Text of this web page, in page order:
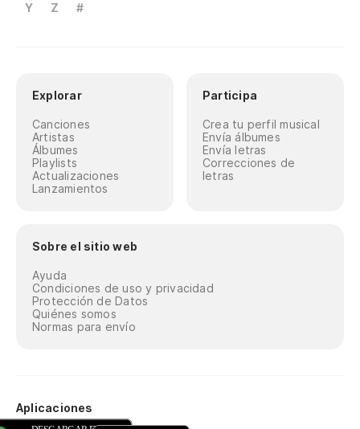
Y
Z #
Explorar
Canciones
Artistas
Álbumes
Playlists
Actualizaciones
Lanzamientos
Participa
Crea tu perfil musical
Envía álbumes
Envía letras
Correcciones de
letras
Sobre el sitio web
Ayuda
Condiciones de uso y privacidad
Protección de Datos
Quiénes somos
Normas para envío
Aplicaciones